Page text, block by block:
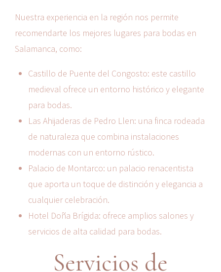
Nuestra experiencia en la región nos permite
recomendarte los mejores lugares para bodas en
Salamanca, como:
Castillo de Puente del Congosto: este castillo
medieval ofrece un entorno histórico y elegante
para bodas.
Las Ahijaderas de Pedro Llen: una finca rodeada
de naturaleza que combina instalaciones
modernas con un entorno rústico.
Palacio de Montarco: un palacio renacentista
que aporta un toque de distinción y elegancia a
cualquier celebración.
Hotel Doña Brígida: ofrece amplios salones y
servicios de alta calidad para bodas.
Servicios de